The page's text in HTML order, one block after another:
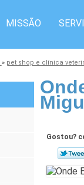
MISSÃO
» pet shop e clínica
Gostou?